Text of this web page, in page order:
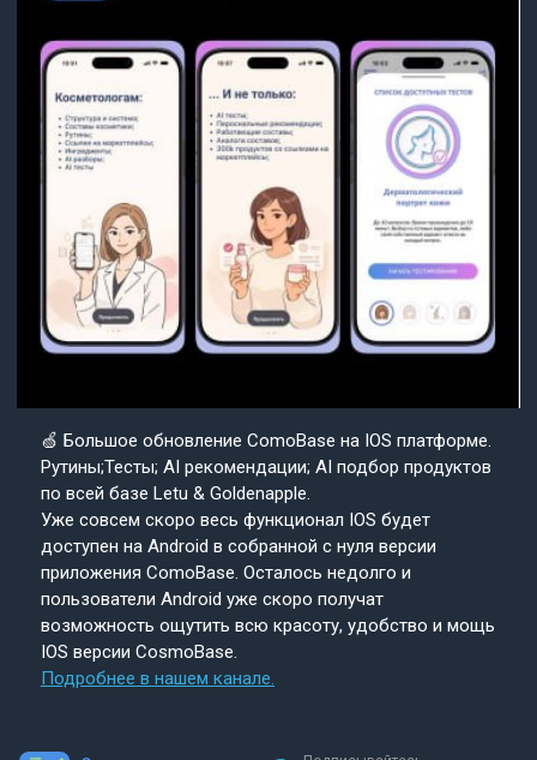
🍏 Большое обновление ComoBase на IOS платформе.
Рутины;Тесты; AI рекомендации; AI подбор продуктов
по всей базе Letu & Goldenapple.
Уже совсем скоро весь функционал IOS будет
доступен на Android в собранной с нуля версии
приложения ComoBase. Осталось недолго и
пользователи Android уже скоро получат
возможность ощутить всю красоту, удобство и мощь
IOS версии CosmoBase.
Подробнее в нашем канале.